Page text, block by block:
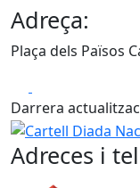
Adreça:
Plaça dels Països
Darrera
Cartell Diada
Adreces i